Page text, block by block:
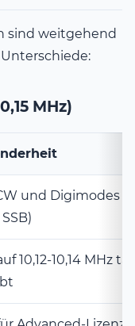
sind weitgehend
MHz)
und Digimodes
10,12-10,14 MHz